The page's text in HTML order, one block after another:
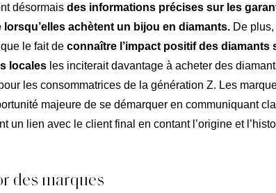
désormais des informations précises sur les
lorsqu’elles achètent un bijou en diamants. De
le fait de connaître l’impact positif des diamants
locales les inciterait davantage à acheter des
les consommatrices de la génération Z. Les
majeure de se démarquer en communiquant
un lien avec le client final en contant l’origine et
des marques